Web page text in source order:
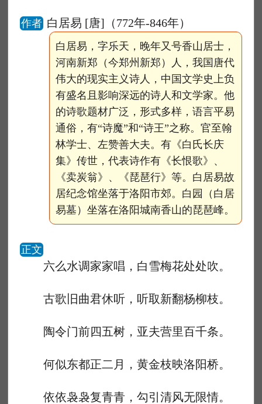
作者 白居易 [唐]（772年-846年）
白居易，字乐天，晚年又号香山居士，
河南新郑（今郑州新郑）人，我国唐代
伟大的现实主义诗人，中国文学史上负
有盛名且影响深远的诗人和文学家。他
的诗歌题材广泛，形式多样，语言平易
通俗，有“诗魔”和“诗王”之称。官至翰
林学士、左赞善大夫。有《白氏长庆
集》传世，代表诗作有《长恨歌》、
《卖炭翁》、《琵琶行》等。白居易故
居纪念馆坐落于洛阳市郊。白园（白居
易墓）坐落在洛阳城南香山的琵琶峰。
正文
六么水调家家唱，白雪梅花处处吹。
古歌旧曲君休听，听取新翻杨柳枝。
陶令门前四五树，亚夫营里百千条。
何似东都正二月，黄金枝映洛阳桥。
依依袅袅复青青，勾引清风无限情。